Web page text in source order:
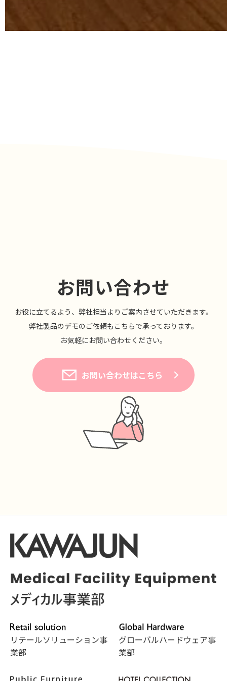
お問い合わせ
お役に⽴てるよう、弊社担当よりご案内させていただきます。
弊社製品のデモのご依頼もこちらで承っております。
お気軽にお問い合わせください。
お問い合わせはこちら
リテールソリューション事
業部
グローバルハードウェア事
業部